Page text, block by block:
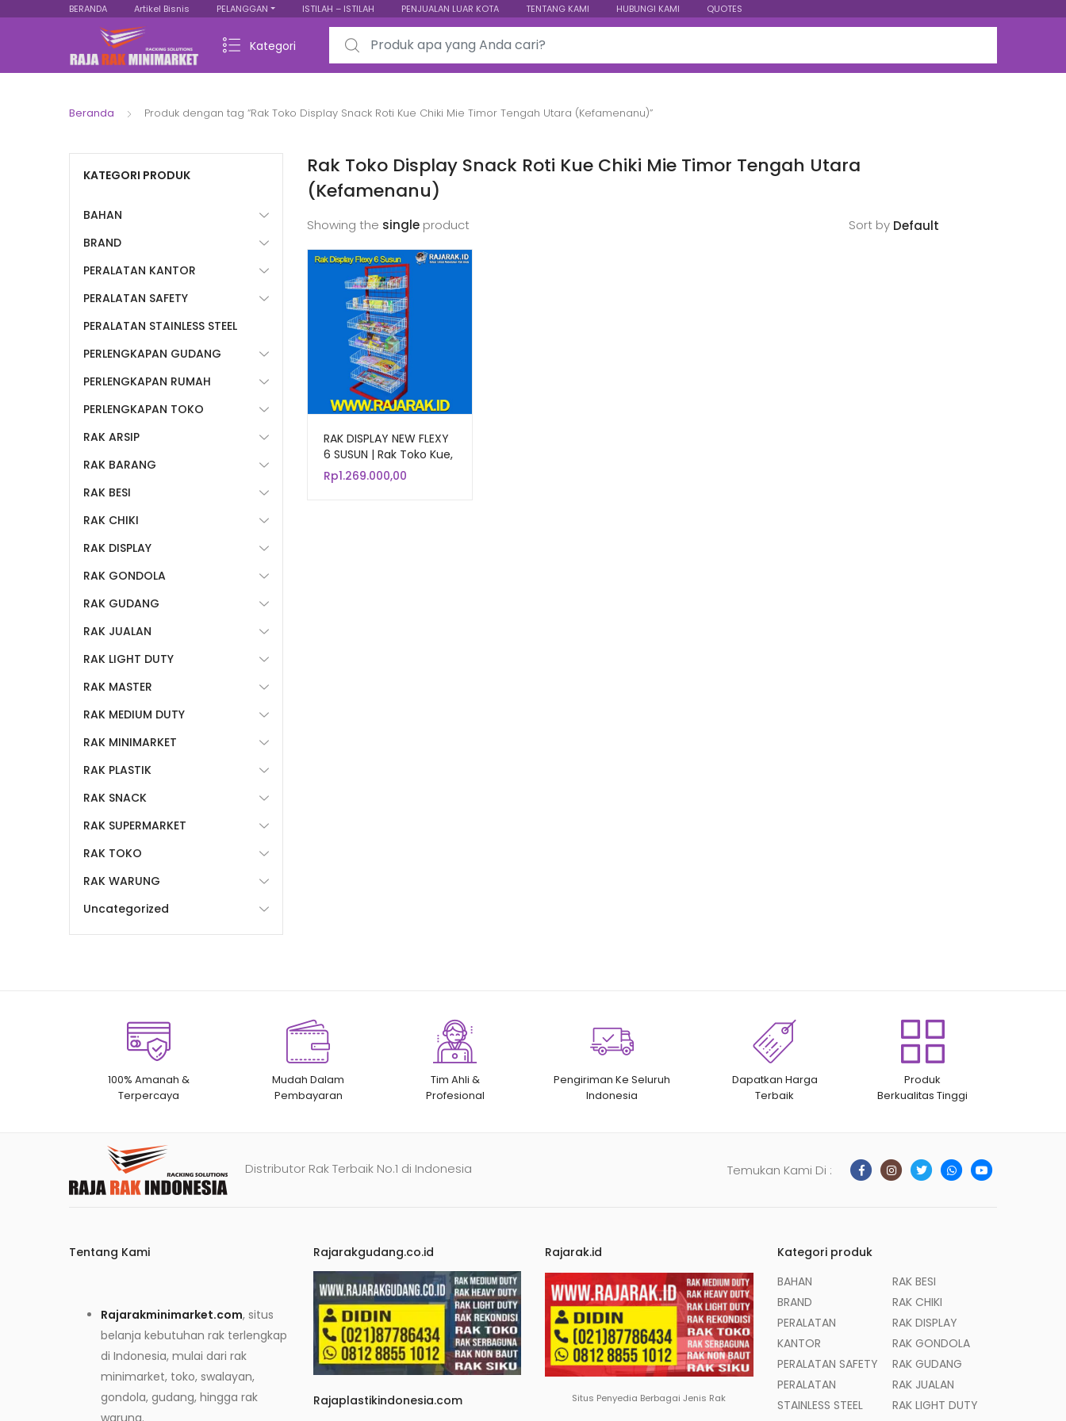
BERANDA Artikel Bisnis PELANGGAN ISTILAH – ISTILAH PENJUALAN LUAR KOTA TENTANG KAMI HUBUNGI KAMI QUOTES
Kategori
Search for:
Beranda Produk dengan tag “Rak Toko Display Snack Roti Kue Chiki Mie Timor Tengah Utara (Kefamenanu)”
Rak Toko Display Snack Roti Kue Chiki Mie Timor Tengah Utara
(Kefamenanu)
Showing the single product Sort by
RAK DISPLAY NEW FLEXY
6 SUSUN | Rak Toko Kue,
Mie, Roti, Snack, Chiki |
R-06
Rp1.269.000,00
KATEGORI PRODUK
BAHAN
BRAND
PERALATAN KANTOR
PERALATAN SAFETY
PERALATAN STAINLESS STEEL
PERLENGKAPAN GUDANG
PERLENGKAPAN RUMAH
PERLENGKAPAN TOKO
RAK ARSIP
RAK BARANG
RAK BESI
RAK CHIKI
RAK DISPLAY
RAK GONDOLA
RAK GUDANG
RAK JUALAN
RAK LIGHT DUTY
RAK MASTER
RAK MEDIUM DUTY
RAK MINIMARKET
RAK PLASTIK
RAK SNACK
RAK SUPERMARKET
RAK TOKO
RAK WARUNG
Uncategorized
100% Amanah &
Terpercaya
Mudah Dalam
Pembayaran
Tim Ahli &
Profesional
Pengiriman Ke Seluruh
Indonesia
Dapatkan Harga
Terbaik
Produk
Berkualitas Tinggi
Distributor Rak Terbaik No.1 di Indonesia Temukan Kami Di :
Tentang Kami
Rajarakminimarket.com, situs
belanja kebutuhan rak terlengkap
di Indonesia, mulai dari rak
minimarket, toko, swalayan,
gondola, gudang, hingga rak
warung.
Rajarakgudang.co.id
Rajaplastikindonesia.com
Rajarak.id
Situs Penyedia Berbagai Jenis Rak
Kategori produk
BAHAN
BRAND
PERALATAN
KANTOR
PERALATAN SAFETY
PERALATAN
STAINLESS STEEL
RAK BESI
RAK CHIKI
RAK DISPLAY
RAK GONDOLA
RAK GUDANG
RAK JUALAN
RAK LIGHT DUTY